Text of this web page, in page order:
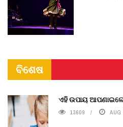
ବିଶେଷ
ଏହି ଉପାୟ
13609 AUG